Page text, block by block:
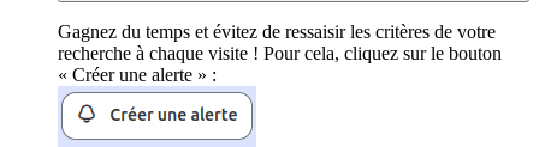
Gagnez du temps et évitez de ressaisir les critères de votre
recherche à chaque visite ! Pour cela, cliquez sur le bouton
« Créer une alerte » :